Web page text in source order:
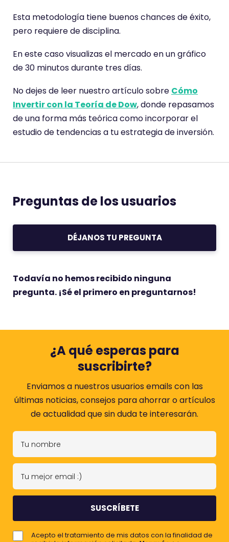
Esta metodología tiene buenos chances de éxito,
pero requiere de disciplina.
En este caso visualizas el mercado en un gráfico
de 30 minutos durante tres días.
No dejes de leer nuestro artículo sobre Cómo
Invertir con la Teoría de Dow, donde repasamos
de una forma más teórica como incorporar el
estudio de tendencias a tu estrategia de inversión.
Preguntas de los usuarios
DÉJANOS TU PREGUNTA
Todavía no hemos recibido ninguna
pregunta. ¡Sé el primero en preguntarnos!
¿A qué esperas para
suscribirte?
Enviamos a nuestros usuarios emails con las
últimas noticias, consejos para ahorrar o artículos
de actualidad que sin duda te interesarán.
T
n
m
r
e
T
m
j
o
Acepto el tratamiento de mis datos con la finalidad de